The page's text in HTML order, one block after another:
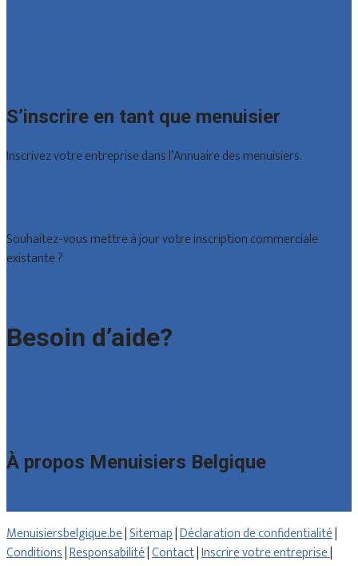
S’inscrire en tant que menuisier
Inscrivez votre entreprise dans l’Annuaire des menuisiers.
Souhaitez-vous mettre à jour votre inscription commerciale
existante ?
Besoin d’aide?
À propos Menuisiers Belgique
Menuisiersbelgique.be|Sitemap|Déclaration de confidentialité|
Conditions|Responsabilité|Contact|Inscrire votre entreprise|